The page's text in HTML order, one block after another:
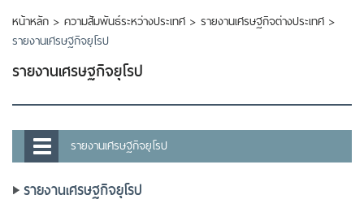
หน้าหลัก > ความสัมพันธ์ระหว่างประเทศ > รายงานเศรษฐกิจต่างประเทศ >
รายงานเศรษฐกิจยุโรป
รายงานเศรษฐกิจยุโรป
รายงานเศรษฐกิจยุโรป
รายงานเศรษฐกิจยุโรป